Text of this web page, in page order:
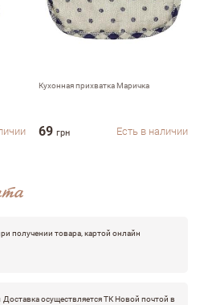
Кухонная прихватка Маричка
69 грн Есть в наличии
получении товара, картой онлайн
Доставка осуществляется ТК Новой почтой в